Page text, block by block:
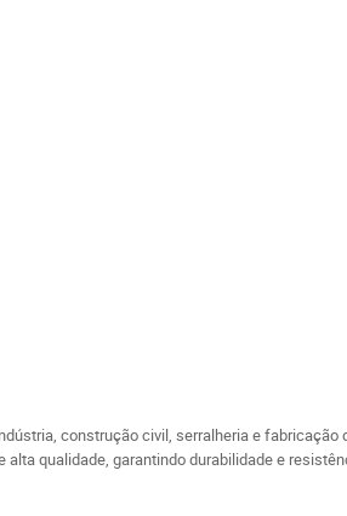
construção civil, serralheria e
qualidade, garantindo durabilidade e